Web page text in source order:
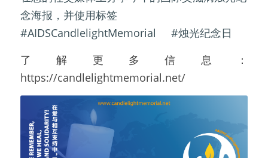
念海报，并使用标签
#AIDSCandlelightMemorial     #烛光纪念日
了解更多信息：
https://candlelightmemorial.net/